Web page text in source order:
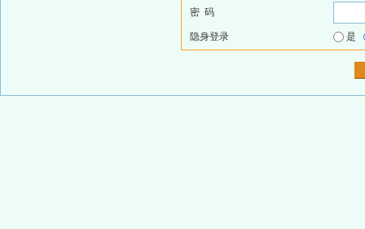
密 码
隐身登录 是